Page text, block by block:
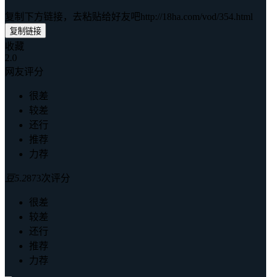
复制下方链接，去粘贴给好友吧http://18ha.com/vod/354.html
复制链接
收藏
2.0
网友评分
很差
较差
还行
推荐
力荐
豆5.2873次评分
很差
较差
还行
推荐
力荐